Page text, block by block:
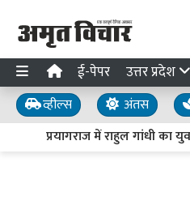
ई-पेपर उत्तर प्रदेश
व्हील्स अंतस
प्रयागराज में राहुल गांधी का